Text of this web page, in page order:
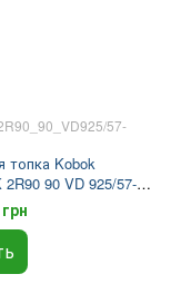
57-
топка Kobok
2R90 90 VD 925/57-
SO с шелкографией